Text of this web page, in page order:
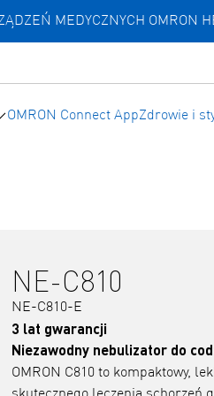
MEDYCZNYCH OMRON
OMRON Connect AppZdrowie i
NE-C810
NE-C810-E
3 lat gwarancji
Niezawodny nebulizator do
OMRON C810 to kompaktowy,